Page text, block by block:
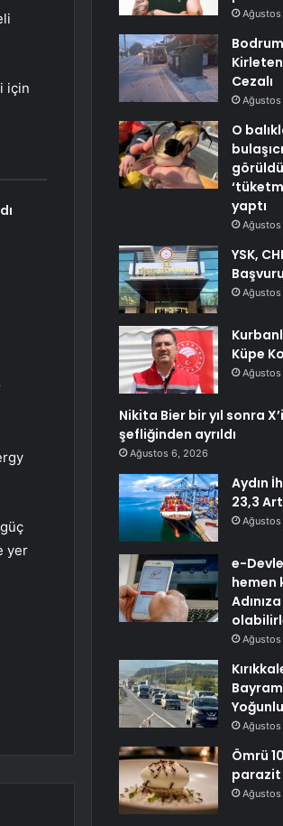
için
yer
Ağustos
Cezalı
Ağustos
O
yaptı
Ağustos
YSK,
Ağustos
Küpe
Nikita Bier bir yıl sonra
şefliğinden ayrıldı
Ağustos 6, 2026
Aydın
23,3
e-
hemen
Ömrü
parazit